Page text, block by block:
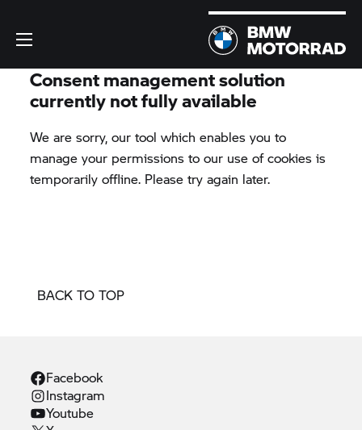
BACK TO TOP
Facebook
Instagram
Youtube